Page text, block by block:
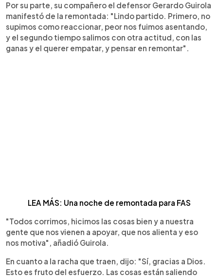
Por su parte, su compañero el defensor Gerardo Guirola
manifestó de la remontada: "Lindo partido. Primero, no
supimos como reaccionar, peor nos fuimos asentando,
y el segundo tiempo salimos con otra actitud, con las
ganas y el querer empatar, y pensar en remontar".
LEA MÁS: Una noche de remontada para FAS
"Todos corrimos, hicimos las cosas bien y a nuestra
gente que nos vienen a apoyar, que nos alienta y eso
nos motiva", añadió Guirola.
En cuanto a la racha que traen, dijo: "Sí, gracias a Dios.
Esto es fruto del esfuerzo. Las cosas están saliendo